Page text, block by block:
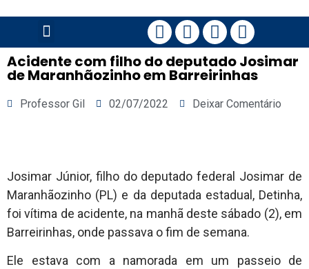
Acidente com filho do deputado Josimar
de Maranhãozinho em Barreirinhas
Professor Gil 02/07/2022 Deixar Comentário
Josimar Júnior, filho do deputado federal Josimar de
Maranhãozinho (PL) e da deputada estadual, Detinha,
foi vítima de acidente, na manhã deste sábado (2), em
Barreirinhas, onde passava o fim de semana.
Ele estava com a namorada em um passeio de